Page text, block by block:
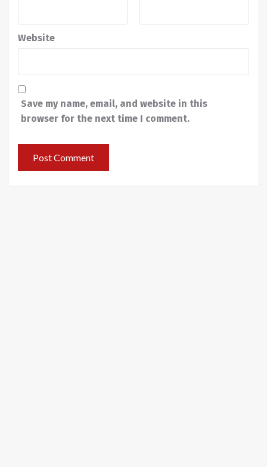
Website
Save my name, email, and website in this
browser for the next time I comment.